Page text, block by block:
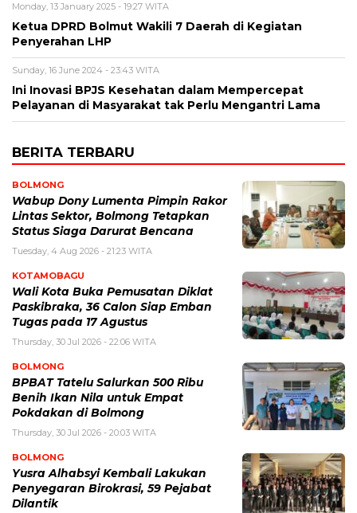
Monday, 13 January 2025 - 19:27 WITA
Ketua DPRD Bolmut Wakili 7 Daerah di Kegiatan
Penyerahan LHP
Sunday, 16 June 2024 - 23:43 WITA
Ini Inovasi BPJS Kesehatan dalam Mempercepat
Pelayanan di Masyarakat tak Perlu Mengantri Lama
BERITA TERBARU
BOLMONG
Wabup Dony Lumenta Pimpin Rakor
Lintas Sektor, Bolmong Tetapkan
Status Siaga Darurat Bencana
Tuesday, 4 Aug 2026 - 21:23 WITA
KOTAMOBAGU
Wali Kota Buka Pemusatan Diklat
Paskibraka, 36 Calon Siap Emban
Tugas pada 17 Agustus
Thursday, 30 Jul 2026 - 22:06 WITA
BOLMONG
BPBAT Tatelu Salurkan 500 Ribu
Benih Ikan Nila untuk Empat
Pokdakan di Bolmong
Thursday, 30 Jul 2026 - 20:03 WITA
BOLMONG
Yusra Alhabsyi Kembali Lakukan
Penyegaran Birokrasi, 59 Pejabat
Dilantik